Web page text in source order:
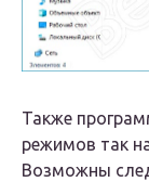
Также
режимов так
Возможны